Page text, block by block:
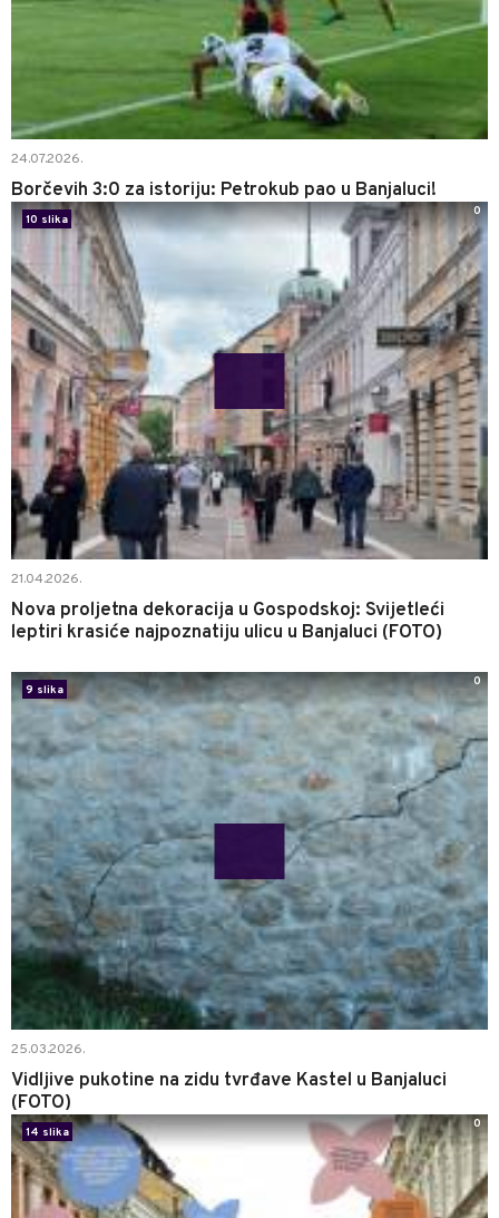
24.07.2026.
Borčevih 3:0 za istoriju: Petrokub pao u Banjaluci!
21.04.2026.
Nova proljetna dekoracija u Gospodskoj: Svijetleći
leptiri krasiće najpoznatiju ulicu u Banjaluci (FOTO)
10 slika
0
25.03.2026.
Vidljive pukotine na zidu tvrđave Kastel u Banjaluci
(FOTO)
9 slika
0
14 slika
0